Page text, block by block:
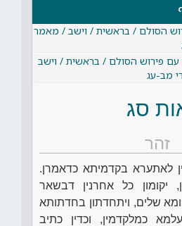
הסולם / בראשית / וישב / מאמר
פירוש הסולם / בראשית / וישב
מב-עג
סג
זהר
לאתערא בקדמיתא כדאמרן.
יקומון כל אחרנין דבשאר
שלים, ויתחדתון בחדתותא
כמלקדמין, וכדין כתיב